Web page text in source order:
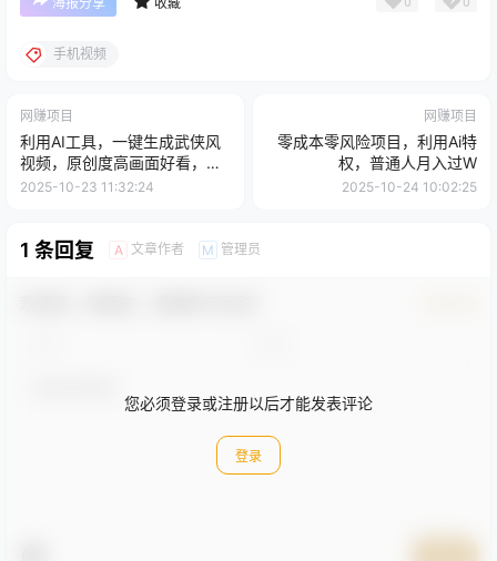
手机视频
网赚项目
利用AI工具，一键生成武侠风
视频，原创度高画面好看，当
日收益600+
2025-10-23 11:32:24
网赚项目
零成本零风险项目，利用Ai特
权，普通人月入过W
2025-10-24 10:02:25
1 条回复 A 文章作者 M 管理员
您必须登录或注册以后才能发表评论
登录